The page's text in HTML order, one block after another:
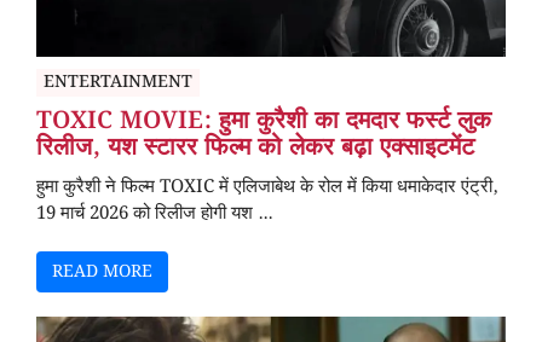
ENTERTAINMENT
TOXIC MOVIE: हुमा कुरैशी का दमदार फर्स्ट लुक
रिलीज, यश स्टारर फिल्म को लेकर बढ़ा एक्साइटमेंट
हुमा कुरैशी ने फिल्म TOXIC में एलिजाबेथ के रोल में किया धमाकेदार एंट्री,
19 मार्च 2026 को रिलीज होगी यश ...
READ MORE